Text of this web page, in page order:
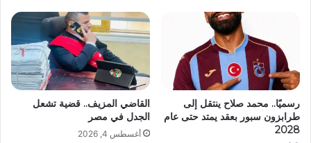
رسميًا.. محمد صلاح ينتقل إلى
طرابزون سبور بعقد يمتد حتى عام
2028
القاضي المزيف.. قضية تشعل
الجدل في مصر
أغسطس 4, 2026